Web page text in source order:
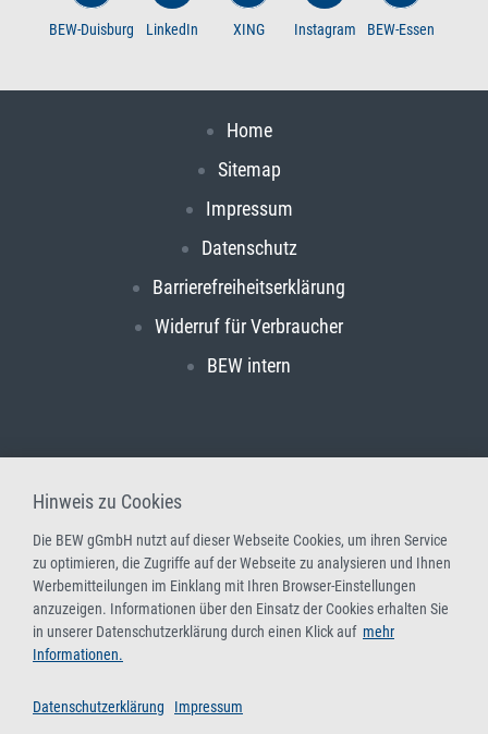
BEW-Duisburg LinkedIn XING Instagram BEW-Essen
Home
Sitemap
Impressum
Datenschutz
Barrierefreiheitserklärung
Widerruf für Verbraucher
BEW intern
Hinweis zu Cookies
Die BEW gGmbH nutzt auf dieser Webseite Cookies, um ihren Service
zu optimieren, die Zugriffe auf der Webseite zu analysieren und Ihnen
Werbemitteilungen im Einklang mit Ihren Browser-Einstellungen
anzuzeigen. Informationen über den Einsatz der Cookies erhalten Sie
in unserer Datenschutzerklärung durch einen Klick auf mehr
Informationen.
Datenschutzerklärung Impressum